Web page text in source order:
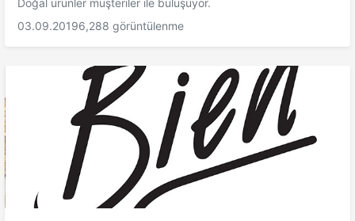
Doğal ürünler müşteriler ile buluşuyor.
03.09.20196,288 görüntülenme